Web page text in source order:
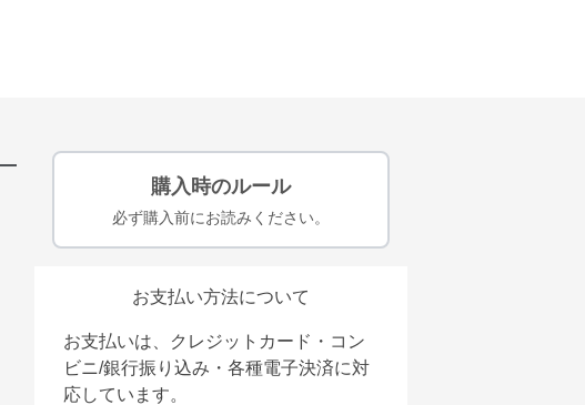
購入時のルール
必ず購入前にお読みください。
お支払い方法について
お支払いは、クレジットカード・コン
ビニ/銀行振り込み・各種電子決済に対
応しています。